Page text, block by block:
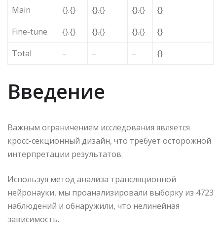
Main
{}.{} {}.{} {}.{}
{}
Fine-tune
{}.{} {}.{} {}.{}
{}
Total
– – – {}
Введение
Важным ограничением исследования является
кросс-секционный дизайн, что требует осторожной
интерпретации результатов.
Используя метод анализа трансляционной
нейронауки, мы проанализировали выборку из 4723
наблюдений и обнаружили, что нелинейная
зависимость.